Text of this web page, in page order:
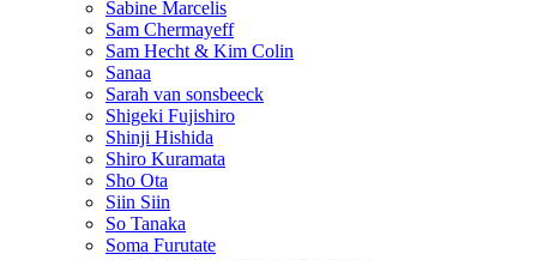
Sabine Marcelis
Sam Chermayeff
Sam Hecht & Kim Colin
Sanaa
Sarah van sonsbeeck
Shigeki Fujishiro
Shinji Hishida
Shiro Kuramata
Sho Ota
Siin Siin
So Tanaka
Soma Furutate